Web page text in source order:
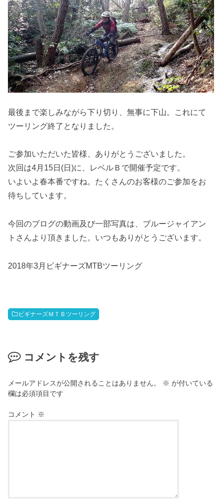
最後まで楽しみながら下り切り、無事に下山。これにて
ツーリング終了となりました。
ご参加いただいた皆様、ありがとうございました。
次回は4月15日(日)に、レベルＢで開催予定です。
いよいよ春本番ですね。たくさんのお客様のご参加をお
待ちしています。
今回のブログの動画及び一部写真は、ブルージャイアン
トさんより頂きました。いつもありがとうございます。
2018年3月ビギナーズMTBツーリング
ビギナーズＭＴＢツーリング
コメントを残す
メールアドレスが公開されることはありません。 ※ が付いている
欄は必須項目です
コメント ※